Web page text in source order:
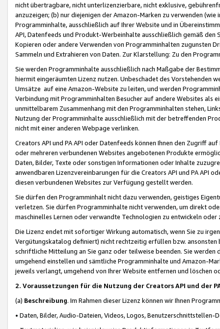
nicht übertragbare, nicht unterlizenzierbare, nicht exklusive,
anzuzeigen; (b) nur diejenigen der Amazon-Marken zu verwenden
Programminhalte, ausschließlich auf Ihrer Website und in
API, Datenfeeds und Produkt-Werbeinhalte ausschließlich gemäß
Kopieren oder andere Verwenden von Programminhalten zugunsten
Sammeln und Extrahieren von Daten. Zur Klarstellung: Zu den
Sie werden Programminhalte ausschließlich nach Maßgabe der
hiermit eingeräumten Lizenz nutzen. Unbeschadet des Vorstehenden
Umsätze auf eine Amazon-Website zu leiten, und werden
Verbindung mit Programminhalten Besucher auf andere Websites als
unmittelbarem Zusammenhang mit den Programminhalten stehen,
Nutzung der Programminhalte ausschließlich mit der betreffenden
nicht mit einer anderen Webpage verlinken.
Creators API und PA API oder Datenfeeds können Ihnen den Zugriff
oder mehreren verbundenen Websites angebotenen Produkte
Daten, Bilder, Texte oder sonstigen Informationen oder Inhalte
anwendbaren Lizenzvereinbarungen für die Creators API und PA API
diesen verbundenen Websites zur Verfügung gestellt werden.
Sie dürfen den Programminhalt nicht dazu verwenden, geistiges
verletzen. Sie dürfen Programminhalte nicht verwenden, um direkt
maschinelles Lernen oder verwandte Technologien zu entwickeln
Die Lizenz endet mit sofortiger Wirkung automatisch, wenn Sie zu
Vergütungskatalog definiert) nicht rechtzeitig erfüllen bzw. ansonsten
schriftliche Mitteilung an Sie ganz oder teilweise beenden. Sie werden
umgehend einstellen und sämtliche Programminhalte und Amazon-
jeweils verlangt, umgehend von Ihrer Website entfernen und löschen
2. Voraussetzungen für die Nutzung der Creators API und der
(a) Beschreibung. Im Rahmen dieser Lizenz können wir Ihnen
• Daten, Bilder, Audio-Dateien, Videos, Logos, Benutzerschnittstellen-